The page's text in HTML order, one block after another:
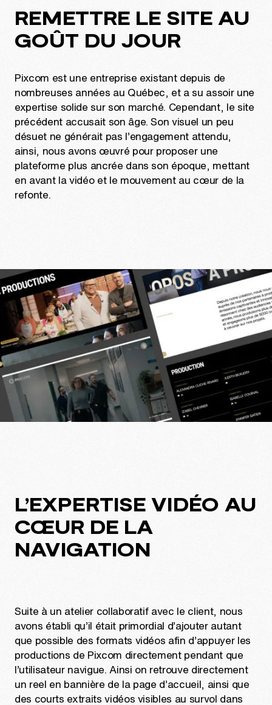
REMETTRE LE SITE AU
GOÛT DU JOUR
Pixcom est une entreprise existant depuis de
nombreuses années au Québec, et a su assoir une
expertise solide sur son marché. Cependant, le site
précédent accusait son âge. Son visuel un peu
désuet ne générait pas l’engagement attendu,
ainsi, nous avons œuvré pour proposer une
plateforme plus ancrée dans son époque, mettant
en avant la vidéo et le mouvement au cœur de la
refonte.
L’EXPERTISE VIDÉO AU
CŒUR DE LA
NAVIGATION
Suite à un atelier collaboratif avec le client, nous
avons établi qu’il était primordial d’ajouter autant
que possible des formats vidéos afin d’appuyer les
productions de Pixcom directement pendant que
l’utilisateur navigue. Ainsi on retrouve directement
un reel en bannière de la page d’accueil, ainsi que
des courts extraits vidéos visibles au survol dans